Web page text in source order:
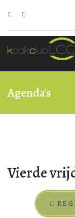
Agenda's
Vierde